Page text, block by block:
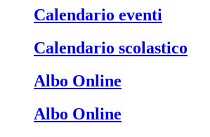
Calendario eventi
Calendario scolastico
Albo Online
Albo Online